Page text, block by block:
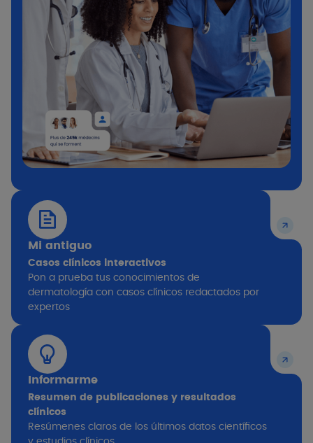
Mi antiguo
Casos clínicos interactivos
Pon a prueba tus conocimientos de
dermatología con casos clínicos redactados por
expertos
Informarme
Resumen de publicaciones y resultados
clínicos ​
Resúmenes claros de los últimos datos científicos